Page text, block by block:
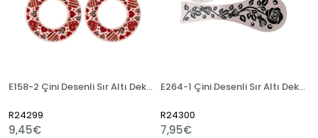
E158-2 Çini Desenli Sır Altı Dekal 12 cm
R24299
9,45€
E264-1 Çini Desenli Sır Altı Dekal 24 cm
R24300
7,95€